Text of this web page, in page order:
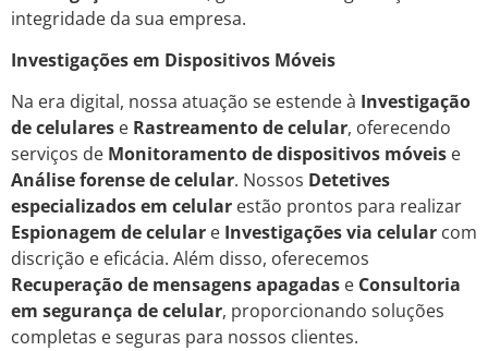
integridade da sua empresa.
Investigações em Dispositivos Móveis
Na era digital, nossa atuação se estende à Investigação
de celulares e Rastreamento de celular, oferecendo
serviços de Monitoramento de dispositivos móveis e
Análise forense de celular. Nossos Detetives
especializados em celular estão prontos para realizar
Espionagem de celular e Investigações via celular com
discrição e eficácia. Além disso, oferecemos
Recuperação de mensagens apagadas e Consultoria
em segurança de celular, proporcionando soluções
completas e seguras para nossos clientes.